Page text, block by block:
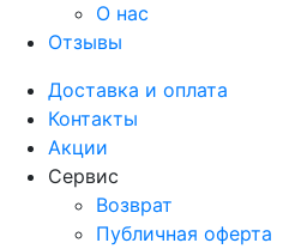
О нас
Отзывы
Доставка и оплата
Контакты
Акции
Сервис
Возврат
Публичная оферта